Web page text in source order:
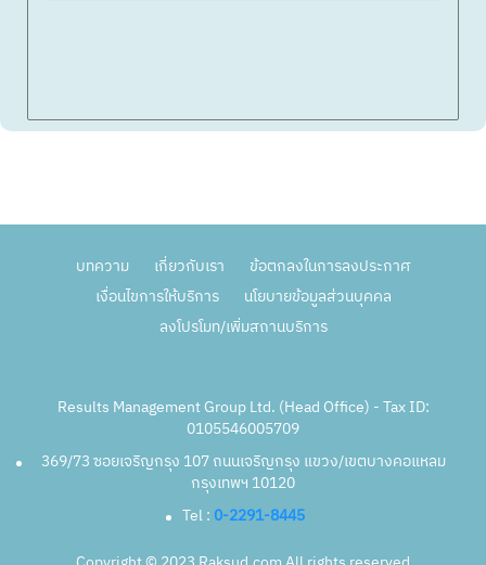
บทความ เกี่ยวกับเรา
ข้อตกลงในการลงประกาศ
เงื่อนไขการให้บริการ
นโยบายข้อมูลส่วนบุคคล
ลงโปรโมท/เพิ่มสถานบริการ
Results Management Group Ltd. (Head Office) - Tax ID:
0105546005709
369/73 ซอยเจริญกรุง 107 ถนนเจริญกรุง แขวง/เขตบางคอแหลม
กรุงเทพฯ 10120
Tel : 0-2291-8445